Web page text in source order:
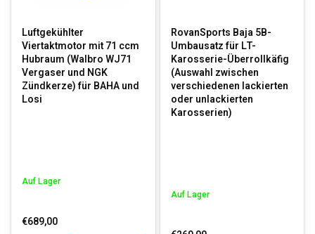
Luftgekühlter
Viertaktmotor mit 71 ccm
Hubraum (Walbro WJ71
Vergaser und NGK
Zündkerze) für BAHA und
Losi
Auf Lager
€689,00
RovanSports Baja 5B-
Umbausatz für LT-
Karosserie-Überrollkäfig
(Auswahl zwischen
verschiedenen lackierten
oder unlackierten
Karosserien)
Auf Lager